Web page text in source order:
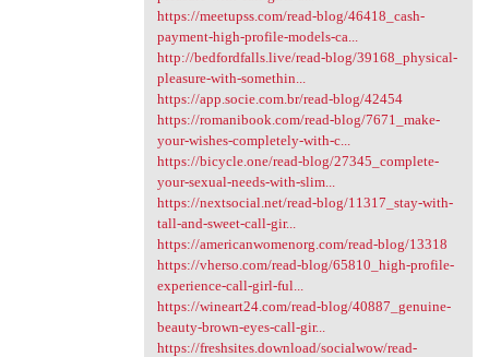
https://meetupss.com/read-blog/46418_cash-
payment-high-profile-models-ca...
http://bedfordfalls.live/read-blog/39168_physical-
pleasure-with-somethin...
https://app.socie.com.br/read-blog/42454
https://romanibook.com/read-blog/7671_make-
your-wishes-completely-with-c...
https://bicycle.one/read-blog/27345_complete-
your-sexual-needs-with-slim...
https://nextsocial.net/read-blog/11317_stay-with-
tall-and-sweet-call-gir...
https://americanwomenorg.com/read-blog/13318
https://vherso.com/read-blog/65810_high-profile-
experience-call-girl-ful...
https://wineart24.com/read-blog/40887_genuine-
beauty-brown-eyes-call-gir...
https://freshsites.download/socialwow/read-